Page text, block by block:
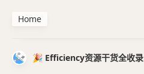
🎉 Efficiency资源干货全收录
Home